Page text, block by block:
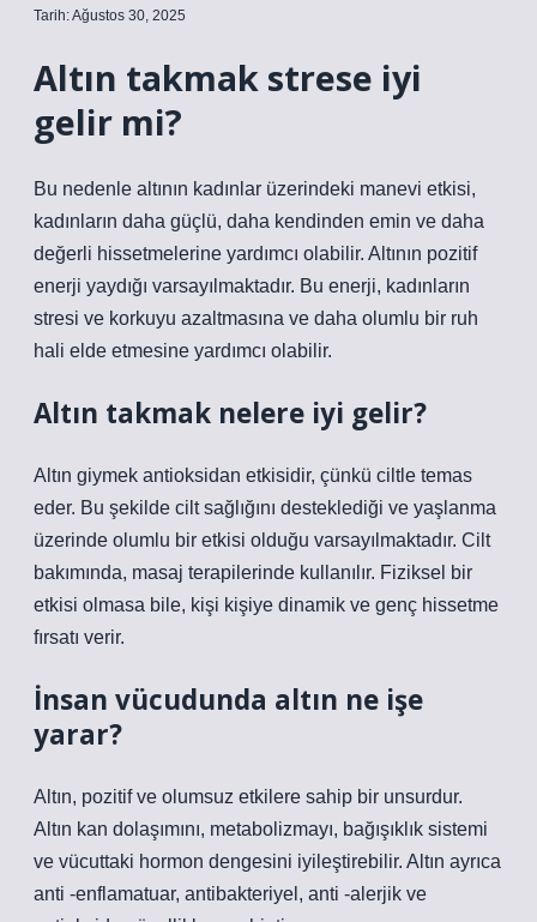
Tarih: Ağustos 30, 2025
Altın takmak strese iyi
gelir mi?
Bu nedenle altının kadınlar üzerindeki manevi etkisi,
kadınların daha güçlü, daha kendinden emin ve daha
değerli hissetmelerine yardımcı olabilir. Altının pozitif
enerji yaydığı varsayılmaktadır. Bu enerji, kadınların
stresi ve korkuyu azaltmasına ve daha olumlu bir ruh
hali elde etmesine yardımcı olabilir.
Altın takmak nelere iyi gelir?
Altın giymek antioksidan etkisidir, çünkü ciltle temas
eder. Bu şekilde cilt sağlığını desteklediği ve yaşlanma
üzerinde olumlu bir etkisi olduğu varsayılmaktadır. Cilt
bakımında, masaj terapilerinde kullanılır. Fiziksel bir
etkisi olmasa bile, kişi kişiye dinamik ve genç hissetme
fırsatı verir.
İnsan vücudunda altın ne işe
yarar?
Altın, pozitif ve olumsuz etkilere sahip bir unsurdur.
Altın kan dolaşımını, metabolizmayı, bağışıklık sistemi
ve vücuttaki hormon dengesini iyileştirebilir. Altın ayrıca
anti -enflamatuar, antibakteriyel, anti -alerjik ve